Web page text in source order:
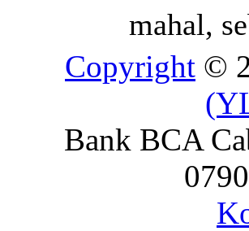
mahal,
Copyright ©
Bank BCA